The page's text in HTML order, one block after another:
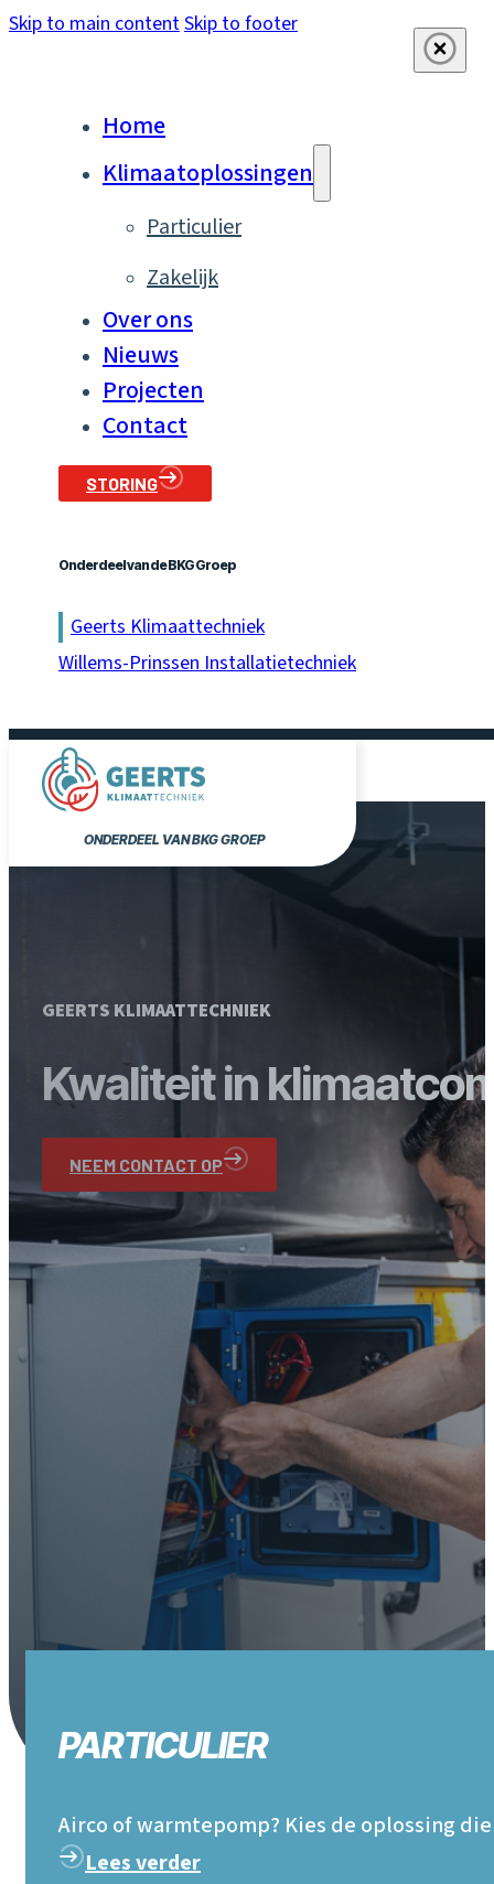
Skip to main contentSkip to footer
Home
Klimaatoplossingen
Particulier
Zakelijk
Over ons
Nieuws
Projecten
Contact
STORING
Onderdeel van de BKG Groep
Geerts Klimaattechniek
Willems-Prinssen Installatietechniek
ONDERDEEL VAN BKG GROEP
GEERTS KLIMAATTECHNIEK
Kwaliteit in
NEEM CONTACT OP
PARTICULIER
Airco of warmtepomp? Kies de oplossing
Lees verder